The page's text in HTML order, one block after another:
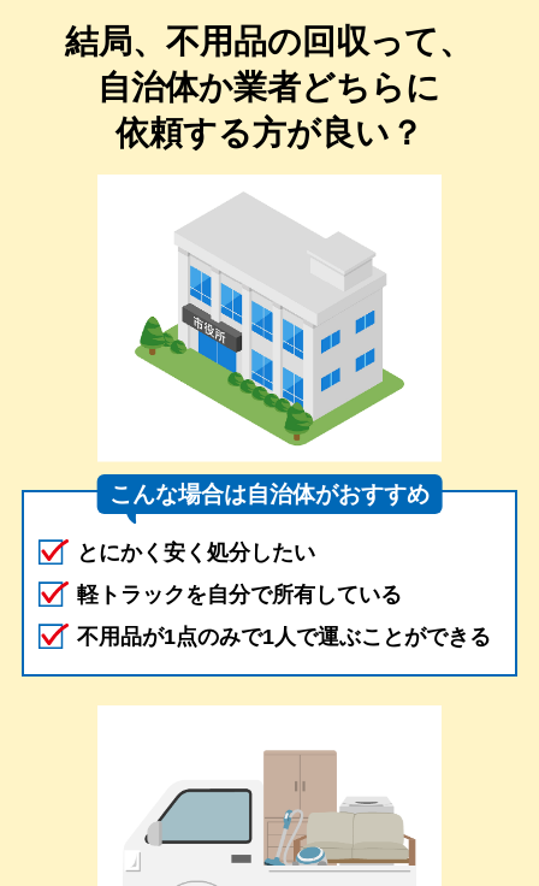
結局、不用品の回収って、
自治体か業者どちらに
依頼する方が良い？
こんな場合は自治体がおすすめ
とにかく安く処分したい
軽トラックを自分で所有している
不用品が1点のみで1人で運ぶことができる